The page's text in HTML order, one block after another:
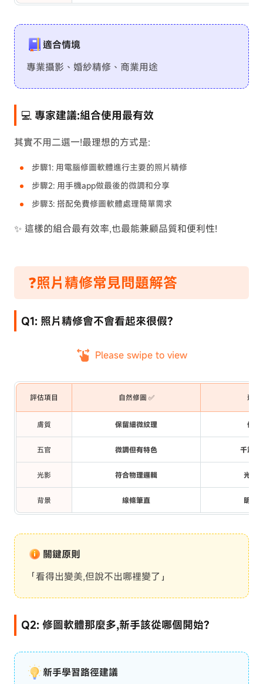
適合情境
專業攝影、婚紗精修、商業用途
💻 專家建議:組合使用最有效
其實不用二選一!最理想的方式是:
步驟1: 用電腦修圖軟體進行主要的照片精修
步驟2: 用手機app做最後的微調和分享
步驟3: 搭配免費修圖軟體處理簡單需求
✨ 這樣的組合最有效率,也最能兼顧品質和便利性!
❓照片精修常見問題解答
Q1: 照片精修會不會看起來很假?
Please swipe to view
評估項目 自然修圖 ✅ 過度
膚質 保留細微紋理 像塑
五官 微調但有特色 千篇
光影 符合物理邏輯 光源
背景 線條筆直 明顯
關鍵原則
「看得出變美,但說不出哪裡變了」
Q2: 修圖軟體那麼多,新手該從哪個開始?
新手學習路徑建議